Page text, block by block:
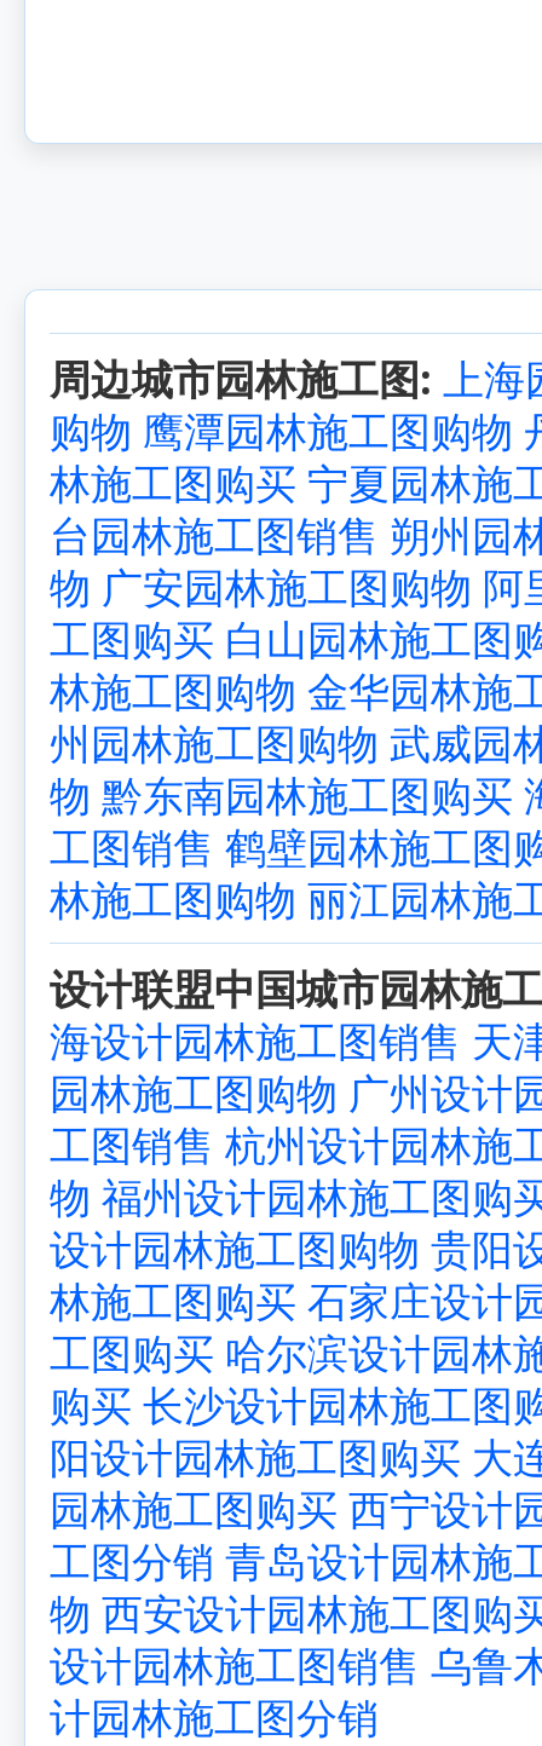
周边城市园林施工图: 上海
购物 鹰潭园林施工图购物
林施工图购买 宁夏园林施
台园林施工图销售 朔州园
物 广安园林施工图购物 阿
工图购买 白山园林施工图
林施工图购物 金华园林施
州园林施工图购物 武威园
物 黔东南园林施工图购买
工图销售 鹤壁园林施工图
林施工图购物 丽江园林施
设计联盟中国城市园林施
海设计园林施工图销售 天
园林施工图购物 广州设计
工图销售 杭州设计园林施
物 福州设计园林施工图购
设计园林施工图购物 贵阳
林施工图购买 石家庄设计
工图购买 哈尔滨设计园林
购买 长沙设计园林施工图
阳设计园林施工图购买 大
园林施工图购买 西宁设计
工图分销 青岛设计园林施
物 西安设计园林施工图购
设计园林施工图销售 乌鲁
计园林施工图分销